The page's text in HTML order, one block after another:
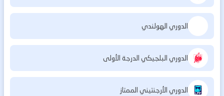
الدوري الهولندي
الدوري البلجيكي الدرجة الأولى
الدوري الأرجنتيني الممتاز